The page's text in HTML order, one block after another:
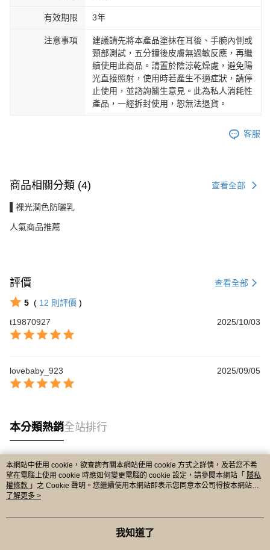
有效期限 3年
注意事項
建議請先將本產品塗抹在耳後、手腕內側或
頸部測試，五分鐘後皮膚無過敏反應，再繼
續使用此商品。請置於陰涼乾燥處，避免陽
光直接照射，使用時若產生不適症狀，請停
止使用，並諮詢醫生意見。此為私人消耗性
產品，一經拆封使用，恕無法退貨。
客服
商品相關分類 (4) 查看全部
▌裸光潤色防曬乳
人氣商品推薦
評價 查看全部
5 ( 12 則評價 )
t19870927
2025/10/03
lovebaby_923 2025/09/05
本分類熱銷全站排行
熱門標籤
本網站中使用 cookie，欲查詢有關本網站使用 cookie 方式之詳情，及若您不希
望在電腦上使用 cookie 時應如何變更電腦的 cookie 設定，請參閱本網站「 隱私
權條款 」之 Cookie 聲明。您繼續使用本網站即表示您同意本公司得按本網站使
用條款之 Cookie 聲明使用 cookie。
了解更多 >
我知道了